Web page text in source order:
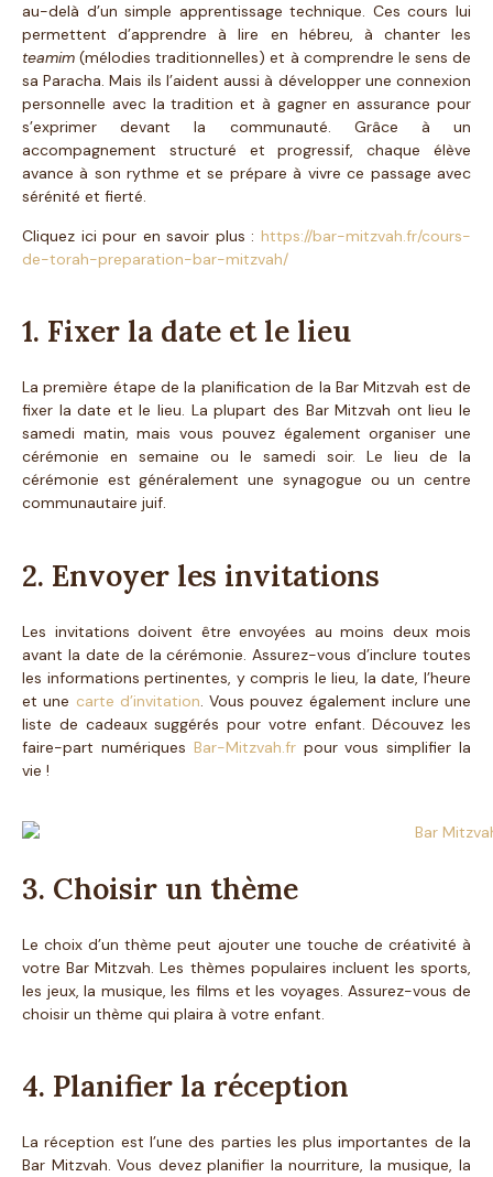
au-delà d’un simple apprentissage technique. Ces cours lui
permettent d’apprendre à lire en hébreu, à chanter les
teamim (mélodies traditionnelles) et à comprendre le sens de
sa Paracha. Mais ils l’aident aussi à développer une connexion
personnelle avec la tradition et à gagner en assurance pour
s’exprimer devant la communauté. Grâce à un
accompagnement structuré et progressif, chaque élève
avance à son rythme et se prépare à vivre ce passage avec
sérénité et fierté.
Cliquez ici pour en savoir plus : https://bar-mitzvah.fr/cours-
de-torah-preparation-bar-mitzvah/
1. Fixer la date et le lieu
La première étape de la planification de la Bar Mitzvah est de
fixer la date et le lieu. La plupart des Bar Mitzvah ont lieu le
samedi matin, mais vous pouvez également organiser une
cérémonie en semaine ou le samedi soir. Le lieu de la
cérémonie est généralement une synagogue ou un centre
communautaire juif.
2. Envoyer les invitations
Les invitations doivent être envoyées au moins deux mois
avant la date de la cérémonie. Assurez-vous d’inclure toutes
les informations pertinentes, y compris le lieu, la date, l’heure
et une carte d’invitation . Vous pouvez également inclure une
liste de cadeaux suggérés pour votre enfant. Découvez les
faire-part numériques Bar-Mitzvah.frpour vous simplifier la
vie !
3. Choisir un thème
Le choix d’un thème peut ajouter une touche de créativité à
votre Bar Mitzvah. Les thèmes populaires incluent les sports,
les jeux, la musique, les films et les voyages. Assurez-vous de
choisir un thème qui plaira à votre enfant.
4. Planifier la réception
La réception est l’une des parties les plus importantes de la
Bar Mitzvah. Vous devez planifier la nourriture, la musique, la